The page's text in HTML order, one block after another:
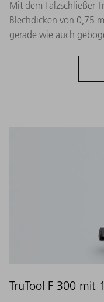
Mit dem Falzschließer
Blechdicken von 0,75
gerade wie auch
TruTool F 300 mit